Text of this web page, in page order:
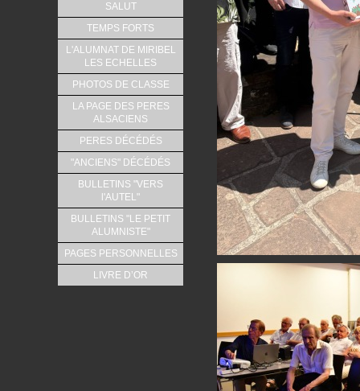
SALUT
TEMPS FORTS
L'ALUMNAT DE MIRIBEL
LES ECHELLES
PHOTOS DE CLASSE
LA PAGE DES PERES
ALSACIENS
PERES DÉCÉDÉS
"ANCIENS" DÉCÉDÉS
BULLETINS "VERS
l'AUTEL"
BULLETINS "LE PETIT
ALUMNISTE"
PAGES PERSONNELLES
LIVRE D’OR